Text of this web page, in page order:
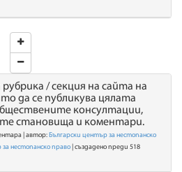
/ секция на сайта на
да се публикува цялата
консултации,
становища и коментари.
| автор: Български център за нестопанско
нестопанско право | създадено преди 518